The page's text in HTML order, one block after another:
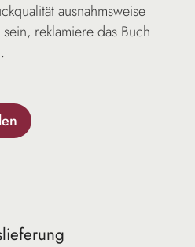
ausnahmsweise
reklamiere das Buch